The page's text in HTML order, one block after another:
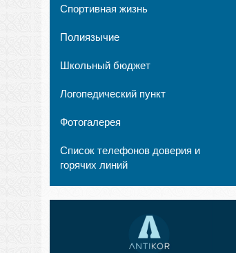
Спортивная жизнь
Полиязычие
Школьный бюджет
Логопедический пункт
Фотогалерея
Список телефонов доверия и
горячих линий